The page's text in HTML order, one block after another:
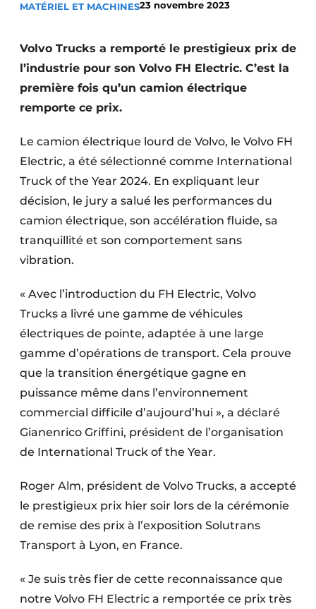
Construction bois
Contrôle d’accès
Éclairage
Fondations
Façades
Géotextiles
Infrastructures souterraines et égouttage
Protection solaire
Rénovation
Sécurité incendie
Software
Techniques ferroviaires
Travaux ferroviaires
MATÉRIEL ET MACHINES23 novembre 2023
Volvo Trucks a remporté le prestigieux prix de
l’industrie pour son Volvo FH Electric. C’est la
première fois qu’un camion électrique
remporte ce prix.
Le camion électrique lourd de Volvo, le Volvo FH
Electric, a été sélectionné comme International
Truck of the Year 2024. En expliquant leur
décision, le jury a salué les performances du
camion électrique, son accélération fluide, sa
tranquillité et son comportement sans
vibration.
« Avec l’introduction du FH Electric, Volvo
Trucks a livré une gamme de véhicules
électriques de pointe, adaptée à une large
gamme d’opérations de transport. Cela prouve
que la transition énergétique gagne en
puissance même dans l’environnement
commercial difficile d’aujourd’hui », a déclaré
Gianenrico Griffini, président de l’organisation
de International Truck of the Year.
Roger Alm, président de Volvo Trucks, a accepté
le prestigieux prix hier soir lors de la cérémonie
de remise des prix à l’exposition Solutrans
Transport à Lyon, en France.
« Je suis très fier de cette reconnaissance que
notre Volvo FH Electric a remportée ce prix très